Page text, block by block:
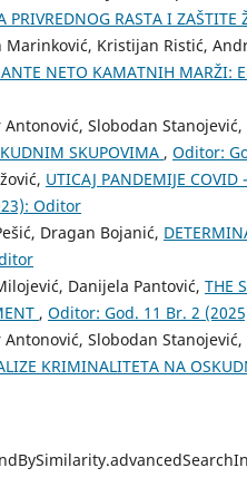
PRIVREDNOG RASTA I ZAŠTITE
Marinković, Kristijan Ristić,
NETO KAMATNIH MARŽI:
Slobodan Stanojević,
SKUPOVIMA , Oditor:
UTICAJ PANDEMIJE
Oditor
Dragan Bojanić,
Danijela Pantović, THE
, Oditor: God. 11 Br. 2
Slobodan Stanojević,
KRIMINALITETA NA